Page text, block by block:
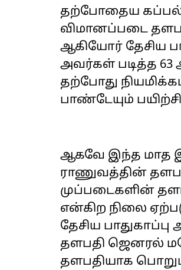
தற்போதைய கப்பல்
விமானப்படை
ஆகியோர் தேசிய
அவர்கள் படித்த
தற்போது
பாண்டேயும்
ஆகவே இந்த மாத
ராணுவத்தின்
முப்படைகளின்
என்கிற நிலை
தேசிய
தளபதி ஜெனரல்
தளபதியாக